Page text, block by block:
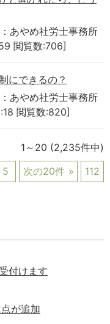
あやめ社労士事務所
閲覧数:706]
にできるの？
あやめ社労士事務所
閲覧数:820]
1～20 (2,235件中)
5 次の20件 112
付けます
が追加